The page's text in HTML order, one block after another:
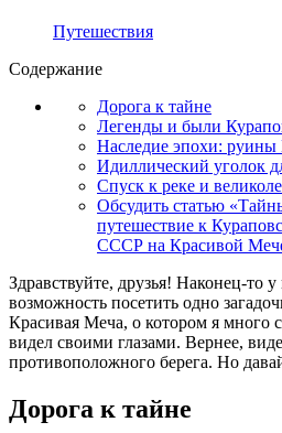
Путешествия
Содержание
Дорога к тайне
Легенды и были
Наследие эпохи:
Идиллический уголок
Спуск к реке и
Обсудить статью
путешествие к
СССР на Красивой
Здравствуйте, друзья! Наконец-то
возможность посетить одно
Красивая Меча, о котором я много
видел своими глазами. Вернее,
противоположного берега. Но
Дорога к тайне